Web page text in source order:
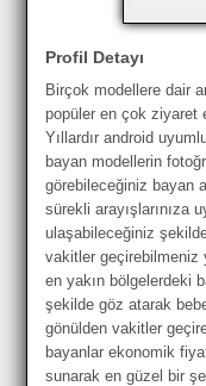
Profil Detayı
Birçok modellere dair
popüler en çok ziyaret
Yıllardır android
bayan modellerin
görebileceğiniz bayan
sürekli arayışlarınıza
ulaşabileceğiniz
vakitler geçirebilmeniz
en yakın bölgelerdeki
şekilde göz atarak
gönülden vakitler
bayanlar ekonomik
sunarak en güzel bir